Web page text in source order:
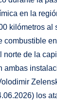
en la
kilómetros al
combustible
norte de la
ambas
los